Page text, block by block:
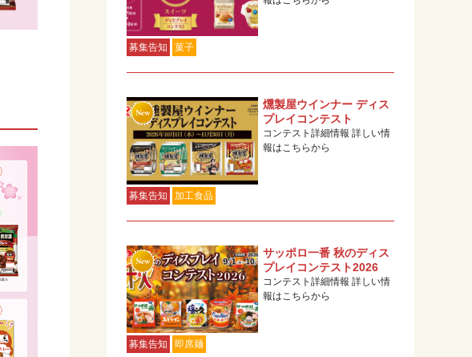
募集告知 菓子
募集告知 加工食品
燻製屋ウインナー ディス
プレイコンテスト
コンテスト詳細情報 詳しい情
報はこちらから
募集告知 即席麺
サッポロ一番 秋のディス
プレイコンテスト2026
コンテスト詳細情報 詳しい情
報はこちらから